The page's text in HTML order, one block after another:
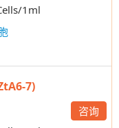
1ml
7)
咨询